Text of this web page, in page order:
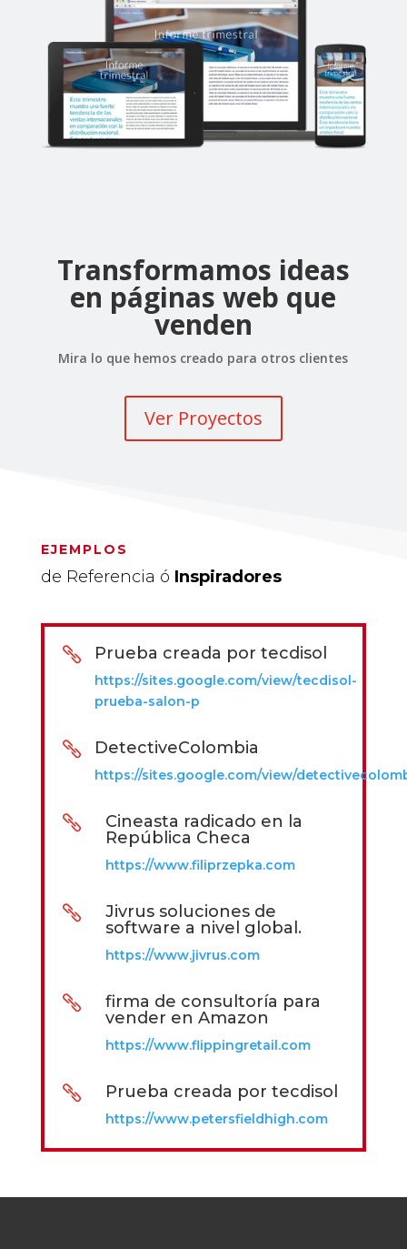
Transformamos ideas
en páginas web que
venden
Mira lo que hemos creado para otros clientes
Ver Proyectos
EJEMPLOS
de Referencia ó Inspiradores
 Prueba creada por tecdisol
https://sites.google.com/view/tecdisol-
prueba-salon-p
 DetectiveColombia
https://sites.google.com/view/

Cineasta radicado en la
República Checa
https://www.filiprzepka.com

Jivrus soluciones de
software a nivel global.
https://www.jivrus.com

firma de consultoría para
vender en Amazon
https://www.flippingretail.com
 Prueba creada por tecdisol
https://www.petersfieldhigh.com